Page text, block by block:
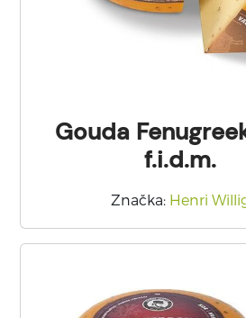
Gouda
f.i.d.m.
Značka: Henri